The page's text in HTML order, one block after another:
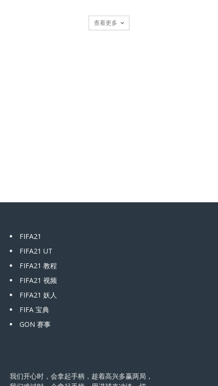
查看更多
FIFA21
FIFA21 UT
FIFA21 教程
FIFA21 视频
FIFA21 妖人
FIFA 宝典
GON 赛事
我们开心时，会拿起手柄，趁着高兴多赢两局，